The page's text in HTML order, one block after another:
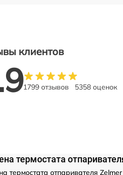
клиентов
1799 отзывов 5358 оценок
термостата
термостата отпаривателя